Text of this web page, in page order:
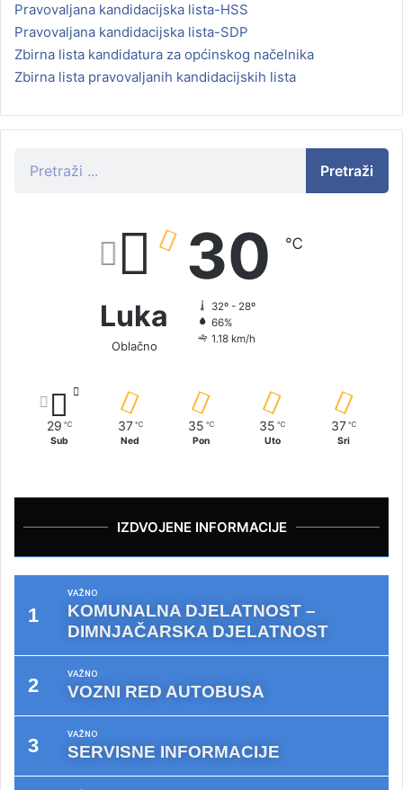
Pravovaljana kandidacijska lista-HSS
Pravovaljana kandidacijska lista-SDP
Zbirna lista kandidatura za općinskog načelnika
Zbirna lista pravovaljanih kandidacijskih lista
Pretraži
Luka
Oblačno
30 ℃
32º - 28º
66%
1.18 km/h
29 ℃
Sub
37 ℃
Ned
35 ℃
Pon
35 ℃
Uto
37 ℃
Sri
IZDVOJENE INFORMACIJE
VAŽNO
KOMUNALNA DJELATNOST –
DIMNJAČARSKA DJELATNOST
VAŽNO
VOZNI RED AUTOBUSA
VAŽNO
SERVISNE INFORMACIJE